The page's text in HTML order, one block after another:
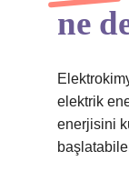
ne
elektrik
enerjisini